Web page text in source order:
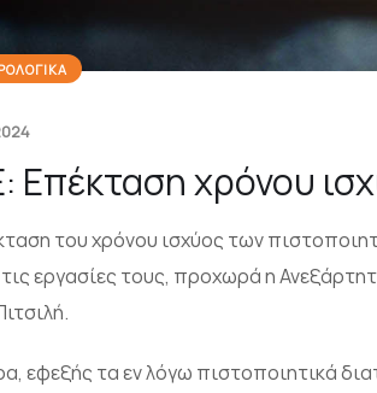
Επέκταση χρόνου
του χρόνου ισχύος των
εργασίες τους, προχωρά η
εφεξής τα εν λόγω πιστοποιητικά